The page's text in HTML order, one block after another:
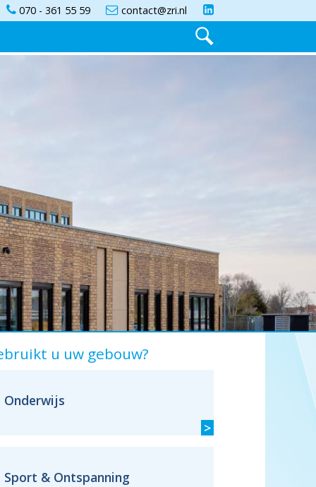
070 - 361 55 59
contact@zri.nl
u uw gebouw?
Onderwijs
>
Sport & Ontspanning